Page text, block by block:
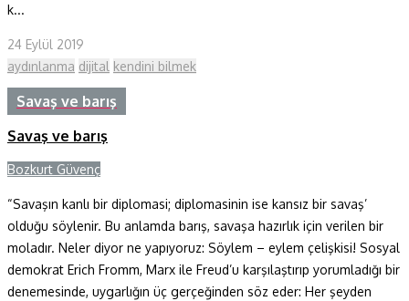
k...
24 Eylül 2019
aydınlanma dijital kendini bilmek
Savaş ve barış
Savaş ve barış
Bozkurt Güvenç
“Savaşın kanlı bir diplomasi; diplomasinin ise kansız bir savaş’
olduğu söylenir. Bu anlamda barış, savaşa hazırlık için verilen bir
moladır. Neler diyor ne yapıyoruz: Söylem – eylem çelişkisi! Sosyal
demokrat Erich Fromm, Marx ile Freud’u karşılaştırıp yorumladığı bir
denemesinde, uygarlığın üç gerçeğinden söz eder: Her şeyden